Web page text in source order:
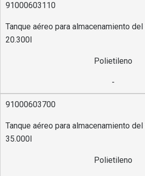
91000603110
Tanque aéreo para almacenamiento
20.300l
Polietileno
-
91000603700
Tanque aéreo para almacenamiento
35.000l
Polietileno